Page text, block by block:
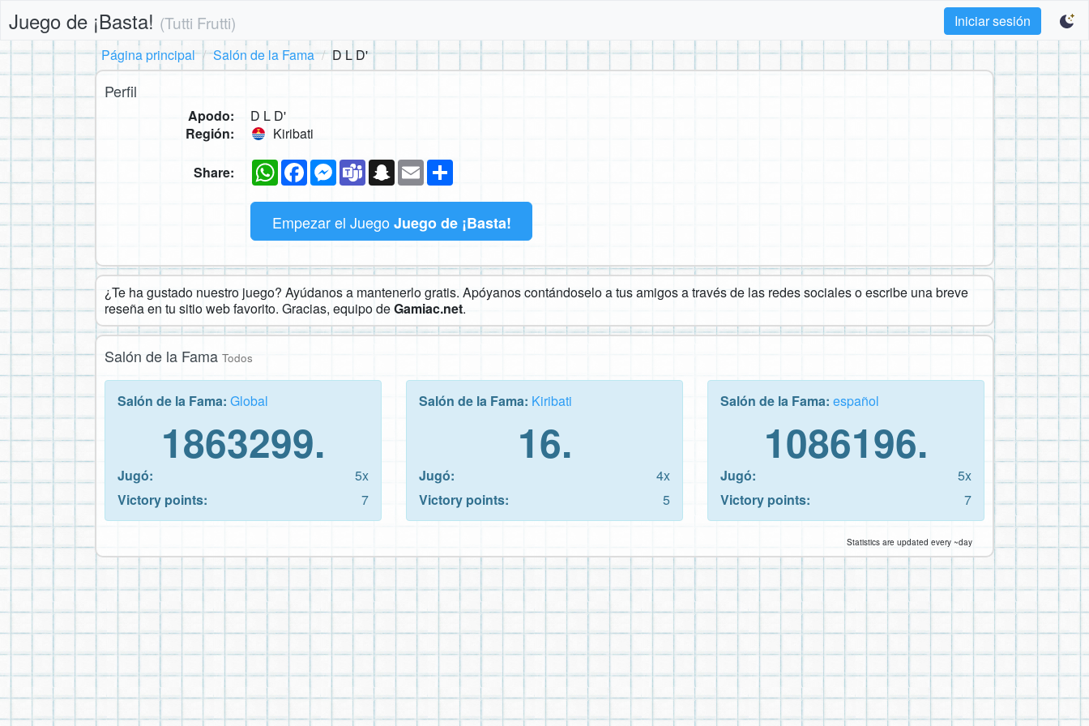
Juego de ¡Basta! (Tutti Frutti)
Iniciar sesión
Página principal
Salón de la Fama D L D'
Perfil
Apodo:
D L D'
Región:
Kiribati
Share: WhatsAppFacebookMessenger
TeamsSnapchat
Email
Empezar el Juego Juego de ¡Basta!
¿Te ha gustado nuestro juego? Ayúdanos a mantenerlo gratis. Apóyanos contándoselo a tus amigos a través de las redes sociales o escribe una breve
reseña en tu sitio web favorito. Gracias, equipo deGamiac.net.
Salón de la Fama Todos
Salón de la Fama: Global
1863299.
Jugó:
5x
Victory points:
7
Salón de la Fama: Kiribati
16.
Jugó:
4x
Victory points:
5
Salón de la Fama: español
1086196.
Jugó:
5x
Victory points:
7
Statistics are updated every ~day